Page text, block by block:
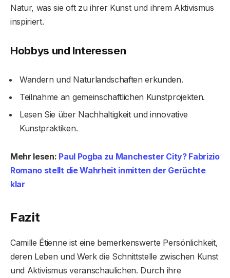
Natur, was sie oft zu ihrer Kunst und ihrem Aktivismus
inspiriert.
Hobbys und Interessen
Wandern und Naturlandschaften erkunden.
Teilnahme an gemeinschaftlichen Kunstprojekten.
Lesen Sie über Nachhaltigkeit und innovative
Kunstpraktiken.
Mehr lesen: Paul Pogba zu Manchester City? Fabrizio
Romano stellt die Wahrheit inmitten der Gerüchte
klar
Fazit
Camille Étienne ist eine bemerkenswerte Persönlichkeit,
deren Leben und Werk die Schnittstelle zwischen Kunst
und Aktivismus veranschaulichen. Durch ihre